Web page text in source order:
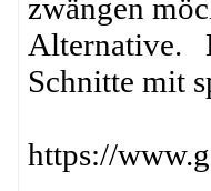
zwängen
Alternative.
Schnitte mit
https://